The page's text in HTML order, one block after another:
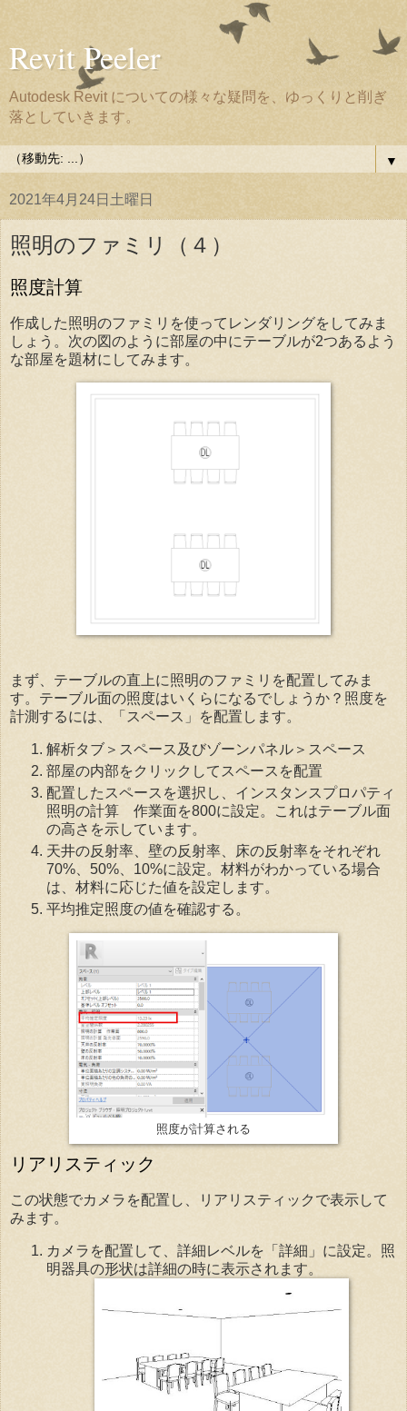
Revit Peeler
Autodesk Revit についての様々な疑問を、ゆっくりと削ぎ
落としていきます。
▼
2021年4月24日土曜日
照明のファミリ（４）
照度計算
作成した照明のファミリを使ってレンダリングをしてみま
しょう。次の図のように部屋の中にテーブルが2つあるよう
な部屋を題材にしてみます。
まず、テーブルの直上に照明のファミリを配置してみま
す。テーブル面の照度はいくらになるでしょうか？照度を
計測するには、「スペース」を配置します。
解析タブ＞スペース及びゾーンパネル＞スペース
部屋の内部をクリックしてスペースを配置
配置したスペースを選択し、インスタンスプロパティ
照明の計算 作業面を800に設定。これはテーブル面
の高さを示しています。
天井の反射率、壁の反射率、床の反射率をそれぞれ
70%、50%、10%に設定。材料がわかっている場合
は、材料に応じた値を設定します。
平均推定照度の値を確認する。
照度が計算される
リアリスティック
この状態でカメラを配置し、リアリスティックで表示して
みます。
カメラを配置して、詳細レベルを「詳細」に設定。照
明器具の形状は詳細の時に表示されます。